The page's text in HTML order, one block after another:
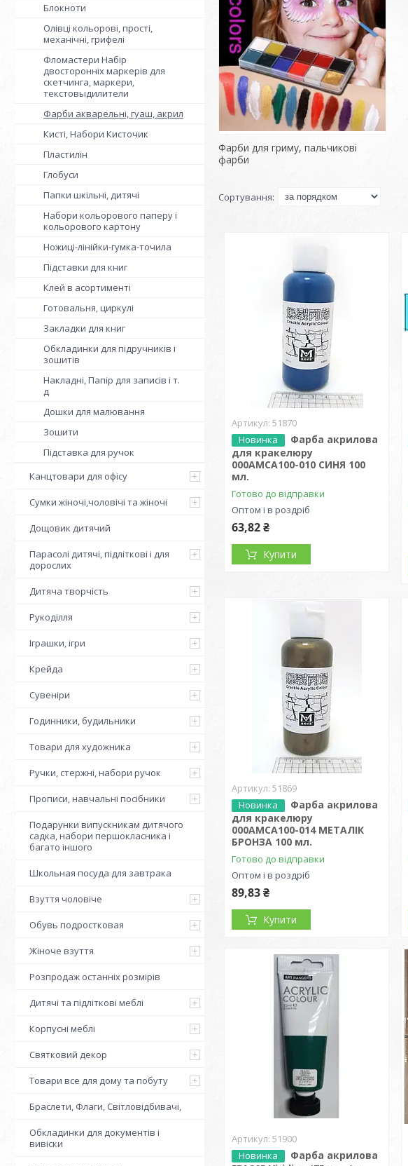
Блокноти
Олівці кольорові, прості,
механічні, грифелі
Фломастери Набір
двосторонніх маркерів для
скетчинга, маркери,
текстовыдилители
Фарби акварельні, гуаш, акрил
Кисті, Набори Кисточик
Пластилін
Глобуси
Папки шкільні, дитячі
Набори кольорового паперу і
кольорового картону
Ножиці-лінійки-гумка-точила
Підставки для книг
Клей в асортименті
Готовальня, циркулі
Закладки для книг
Обкладинки для підручників і
зошитів
Накладні, Папір для записів і т.
д
Дошки для малювання
Зошити
Підставка для ручок
Канцтовари для офісу
Сумки жіночі,чоловічі та жіночі
Дощовик дитячий
Парасолі дитячі, підліткові і для
дорослих
Дитяча творчість
Рукоділля
Іграшки, ігри
Крейда
Сувеніри
Годинники, будильники
Товари для художника
Ручки, стержні, набори ручок
Прописи, навчальні посібники
Подарунки випускникам дитячого
садка, набори першокласника і
багато іншого
Школьная посуда для завтрака
Взуття чоловіче
Обувь подростковая
Жіноче взуття
Розпродаж останніх розмірів
Дитячі та підліткові меблі
Корпусні меблі
Святковий декор
Товари все для дому та побуту
Браслети, Флаги, Світловідбивачі,
Обкладинки для документів і
вивіски
Фарби для гриму, пальчикові
фарби
51870
Новинка
Фарба акрилова
для кракелюру
000АМСА100-010 СИНЯ 100
мл.
Готово до відправки
Оптом і в роздріб
63,82 ₴
Купити
51869
Новинка
Фарба акрилова
для кракелюру
000АМСА100-014 МЕТАЛІК
БРОНЗА 100 мл.
Готово до відправки
Оптом і в роздріб
89,83 ₴
Купити
51900
Новинка
Фарба акрилова